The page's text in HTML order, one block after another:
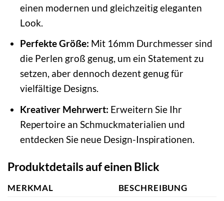
einen modernen und gleichzeitig eleganten
Look.
Perfekte Größe: Mit 16mm Durchmesser sind
die Perlen groß genug, um ein Statement zu
setzen, aber dennoch dezent genug für
vielfältige Designs.
Kreativer Mehrwert: Erweitern Sie Ihr
Repertoire an Schmuckmaterialien und
entdecken Sie neue Design-Inspirationen.
Produktdetails auf einen Blick
MERKMAL BESCHREIBUNG